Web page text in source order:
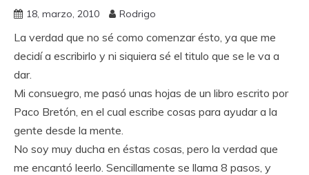
18, marzo, 2010 Rodrigo
La verdad que no sé como comenzar ésto, ya que me
decidí a escribirlo y ni siquiera sé el titulo que se le va a
dar.
Mi consuegro, me pasó unas hojas de un libro escrito por
Paco Bretón, en el cual escribe cosas para ayudar a la
gente desde la mente.
No soy muy ducha en éstas cosas, pero la verdad que
me encantó leerlo. Sencillamente se llama 8 pasos, y